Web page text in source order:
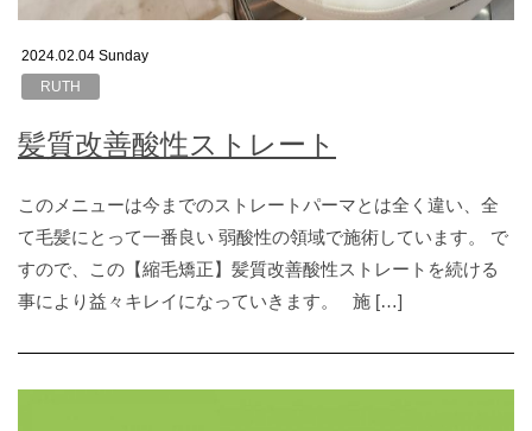
2024.02.04 Sunday
RUTH
髪質改善酸性ストレート
このメニューは今までのストレートパーマとは全く違い、全
て毛髪にとって一番良い 弱酸性の領域で施術しています。 で
すので、この【縮毛矯正】髪質改善酸性ストレートを続ける
事により益々キレイになっていきます。 施 […]